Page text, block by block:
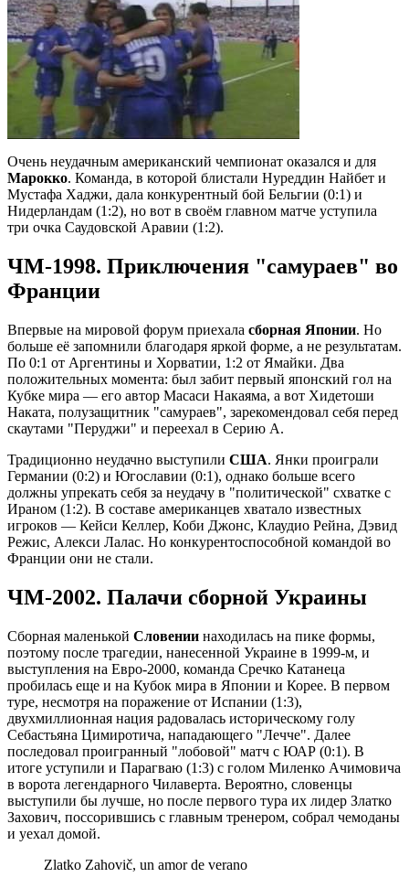
Очень неудачным американский чемпионат оказался и для
Марокко. Команда, в которой блистали Нуреддин Найбет и
Мустафа Хаджи, дала конкурентный бой Бельгии (0:1) и
Нидерландам (1:2), но вот в своём главном матче уступила
три очка Саудовской Аравии (1:2).
ЧМ-1998. Приключения "самураев" во
Франции
Впервые на мировой форум приехала сборная Японии. Но
больше её запомнили благодаря яркой форме, а не результатам.
По 0:1 от Аргентины и Хорватии, 1:2 от Ямайки. Два
положительных момента: был забит первый японский гол на
Кубке мира — его автор Масаси Накаяма, а вот Хидетоши
Наката, полузащитник "самураев", зарекомендовал себя перед
скаутами "Перуджи" и переехал в Серию А.
Традиционно неудачно выступили США. Янки проиграли
Германии (0:2) и Югославии (0:1), однако больше всего
должны упрекать себя за неудачу в "политической" схватке с
Ираном (1:2). В составе американцев хватало известных
игроков — Кейси Келлер, Коби Джонс, Клаудио Рейна, Дэвид
Режис, Алекси Лалас. Но конкурентоспособной командой во
Франции они не стали.
ЧМ-2002. Палачи сборной Украины
Сборная маленькой Словении находилась на пике формы,
поэтому после трагедии, нанесенной Украине в 1999-м, и
выступления на Евро-2000, команда Сречко Катанеца
пробилась еще и на Кубок мира в Японии и Корее. В первом
туре, несмотря на поражение от Испании (1:3),
двухмиллионная нация радовалась историческому голу
Себастьяна Цимиротича, нападающего "Лечче". Далее
последовал проигранный "лобовой" матч с ЮАР (0:1). В
итоге уступили и Парагваю (1:3) с голом Миленко Ачимовича
в ворота легендарного Чилаверта. Вероятно, словенцы
выступили бы лучше, но после первого тура их лидер Златко
Захович, поссорившись с главным тренером, собрал чемоданы
и уехал домой.
Zlatko Zahovič, un amor de verano️